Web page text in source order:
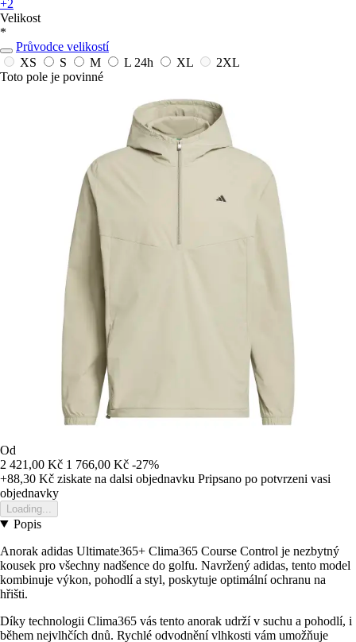
+2
Velikost
*
Průvodce velikostí
XS
S M L 24h XL
2XL
Toto pole je povinné
Od
2 421,00 Kč 1 766,00 Kč -27%
+88,30 Kč ziskate na dalsi objednavku Pripsano po potvrzeni vasi
objednavky
Loading...
Popis
Anorak adidas Ultimate365+ Clima365 Course Control je nezbytný
kousek pro všechny nadšence do golfu. Navržený adidas, tento model
kombinuje výkon, pohodlí a styl, poskytuje optimální ochranu na
hřišti.
Díky technologii Clima365 vás tento anorak udrží v suchu a pohodlí, i
během nejvlhčích dnů. Rychlé odvodnění vlhkosti vám umožňuje